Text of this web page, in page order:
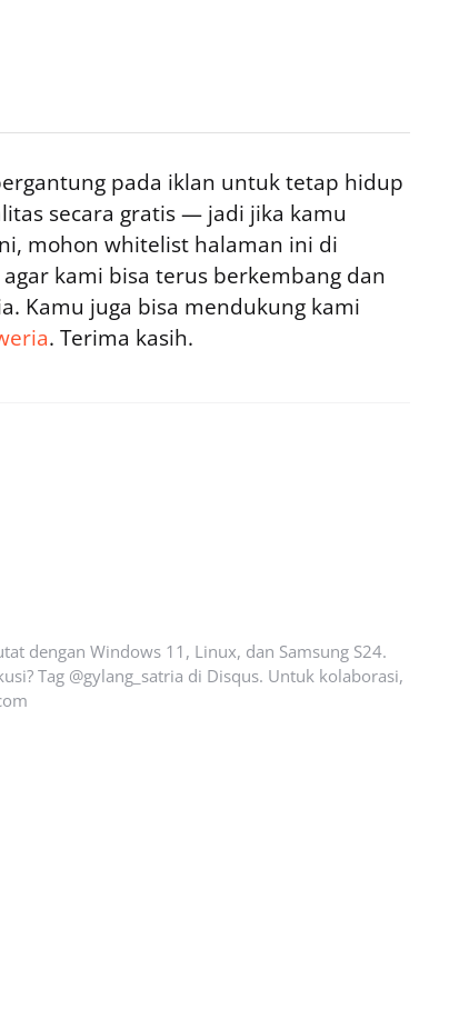
pada iklan untuk tetap hidup
secara gratis — jadi jika kamu
mohon whitelist halaman ini di
kami bisa terus berkembang dan
Kamu juga bisa mendukung kami
. Terima kasih.
dengan Windows 11, Linux, dan Samsung S24.
Tag @gylang_satria di Disqus. Untuk kolaborasi,